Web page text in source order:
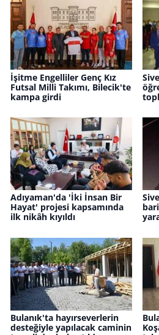
İşitme Engelliler Genç Kız
Futsal Milli Takımı, Bilecik'te
kampa girdi
Adıyaman'da 'İki İnsan Bir
Hayat' projesi kapsamında
ilk nikâh kıyıldı
Bulanık'ta hayırseverlerin
desteğiyle yapılacak caminin